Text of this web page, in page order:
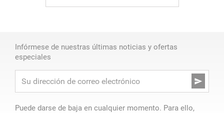
Infórmese de nuestras últimas noticias y ofertas
especiales

Puede darse de baja en cualquier momento. Para ello,